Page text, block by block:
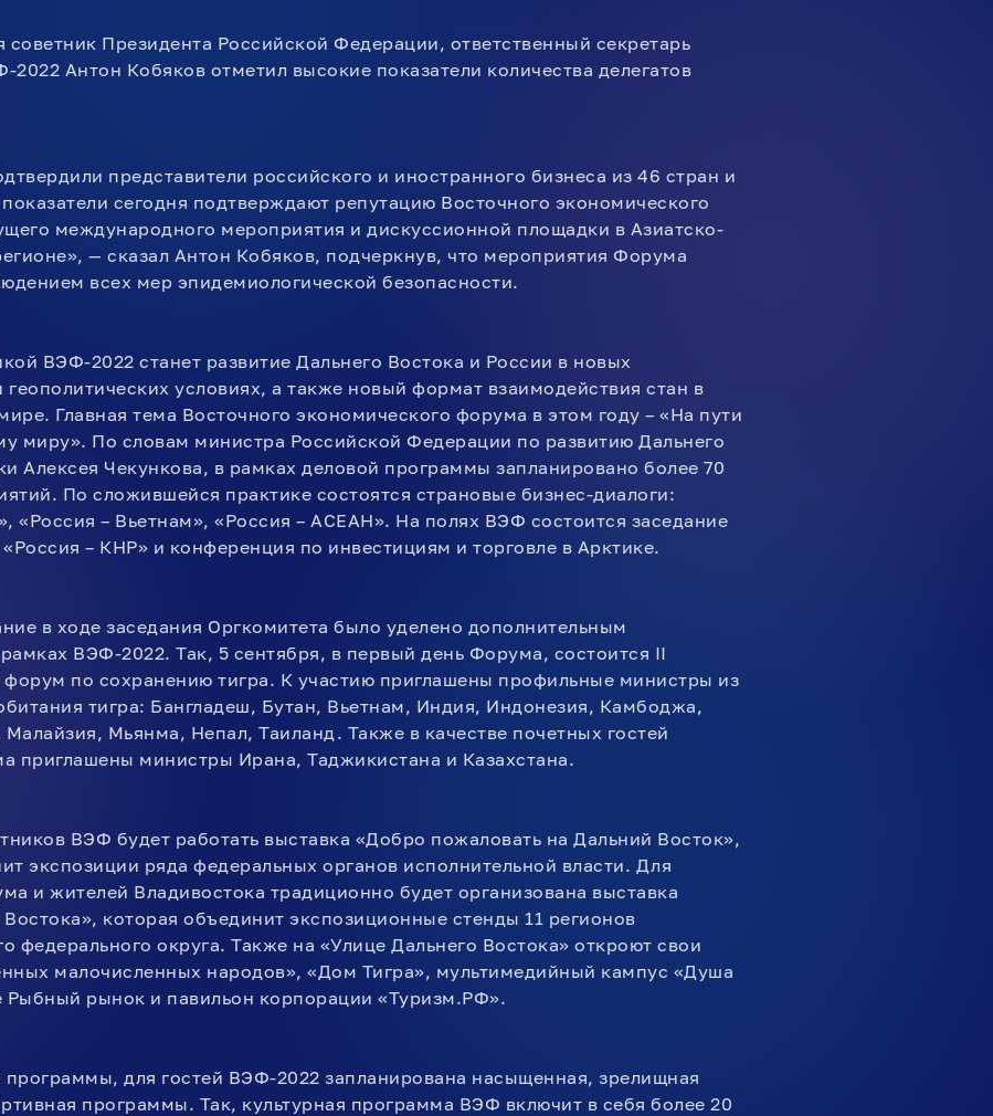
советник Президента Российской Федерации, ответственный секретарь
2022 Антон Кобяков отметил высокие показатели количества делегатов
представители российского и иностранного бизнеса из 46 стран и
сегодня подтверждают репутацию Восточного экономического
международного мероприятия и дискуссионной площадки в Азиатско-
— сказал Антон Кобяков, подчеркнув, что мероприятия Форума
всех мер эпидемиологической безопасности.
ВЭФ-2022 станет развитие Дальнего Востока и России в новых
геополитических условиях, а также новый формат взаимодействия стан в
Главная тема Восточного экономического форума в этом году – «На пути
миру». По словам министра Российской Федерации по развитию Дальнего
Алексея Чекункова, в рамках деловой программы запланировано более 70
По сложившейся практике состоятся страновые бизнес-диалоги:
«Россия – Вьетнам», «Россия – АСЕАН». На полях ВЭФ состоится заседание
– КНР» и конференция по инвестициям и торговле в Арктике.
в ходе заседания Оргкомитета было уделено дополнительным
ВЭФ-2022. Так, 5 сентября, в первый день Форума, состоится II
по сохранению тигра. К участию приглашены профильные министры из
тигра: Бангладеш, Бутан, Вьетнам, Индия, Индонезия, Камбоджа,
Мьянма, Непал, Таиланд. Также в качестве почетных гостей
приглашены министры Ирана, Таджикистана и Казахстана.
ВЭФ будет работать выставка «Добро пожаловать на Дальний Восток»,
экспозиции ряда федеральных органов исполнительной власти. Для
и жителей Владивостока традиционно будет организована выставка
которая объединит экспозиционные стенды 11 регионов
федерального округа. Также на «Улице Дальнего Востока» откроют свои
малочисленных народов», «Дом Тигра», мультимедийный кампус «Душа
Рыбный рынок и павильон корпорации «Туризм.РФ».
для гостей ВЭФ-2022 запланирована насыщенная, зрелищная
программы. Так, культурная программа ВЭФ включит в себя более 20